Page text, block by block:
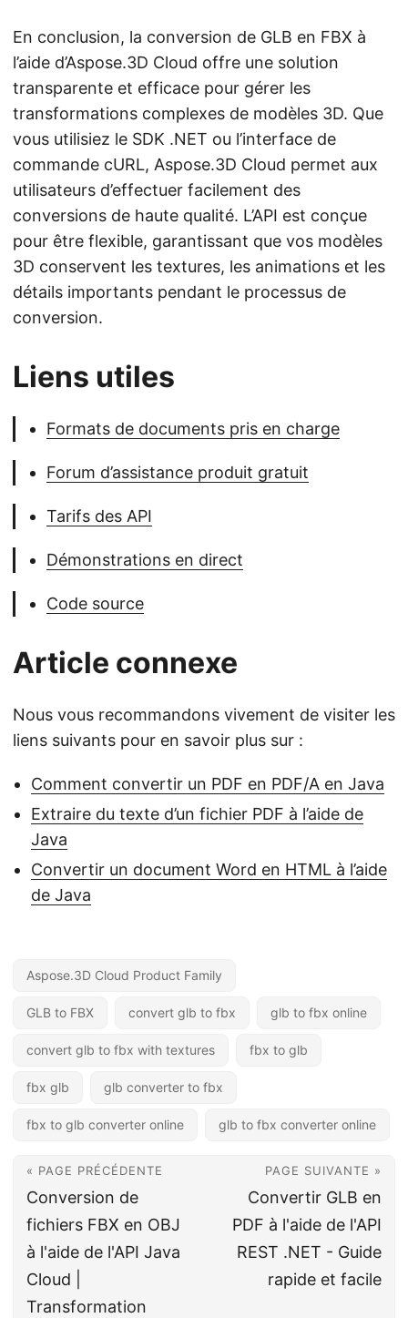
En conclusion, la conversion de GLB en FBX à
l’aide d’Aspose.3D Cloud offre une solution
transparente et efficace pour gérer les
transformations complexes de modèles 3D. Que
vous utilisiez le SDK .NET ou l’interface de
commande cURL, Aspose.3D Cloud permet aux
utilisateurs d’effectuer facilement des
conversions de haute qualité. L’API est conçue
pour être flexible, garantissant que vos modèles
3D conservent les textures, les animations et les
détails importants pendant le processus de
conversion.
Liens utiles
Formats de documents pris en charge
Forum d’assistance produit gratuit
Tarifs des API
Démonstrations en direct
Code source
Article connexe
Nous vous recommandons vivement de visiter les
liens suivants pour en savoir plus sur :
Comment convertir un PDF en PDF/A en Java
Extraire du texte d’un fichier PDF à l’aide de
Java
Convertir un document Word en HTML à l’aide
de Java
Aspose.3D Cloud Product Family
GLB to FBX convert glb to fbx glb to fbx online
convert glb to fbx with textures fbx to glb
fbx glb glb converter to fbx
fbx to glb converter online glb to fbx converter online
« PAGE PRÉCÉDENTE
Conversion de
fichiers FBX en OBJ
à l'aide de l'API Java
Cloud |
Transformation
PAGE SUIVANTE »
Convertir GLB en
PDF à l'aide de l'API
REST .NET - Guide
rapide et facile